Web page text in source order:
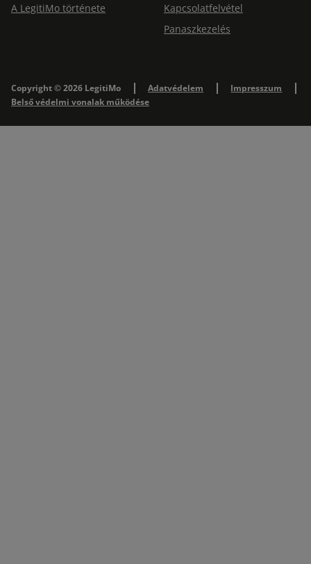
A LegitiMo története
Kapcsolatfelvétel
Panaszkezelés
Copyright © 2026 LegitiMo Adatvédelem
Impresszum
Belső védelmi vonalak működése